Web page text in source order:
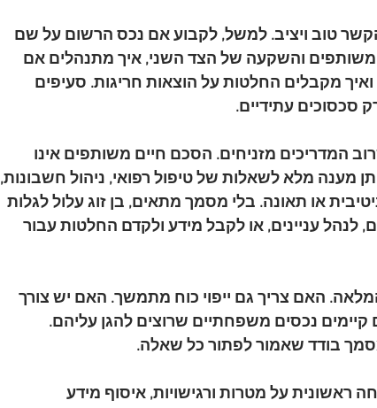
טוב ויציב. למשל, לקבוע אם נכס הרשום על שם
והשקעה של הצד השני, איך מתנהלים אם
מקבלים החלטות על הוצאות חריגות. סעיפים
סכסוכים עתידיים.
המדריכים מזניחים. הסכם חיים משותפים אינו
מענה מלא לשאלות של טיפול רפואי, ניהול חשבונות,
או תאונה. בלי מסמך מתאים, בן זוג עלול לגלות
לנהל עניינים, או לקבל מידע ולקדם החלטות עבור
האם צריך גם ייפוי כוח מתמשך. האם יש צורך
נכסים משפחתיים שרוצים להגן עליהם.
בודד שאמור לפתור כל שאלה.
ראשונית על מטרות ורגישויות, איסוף מידע